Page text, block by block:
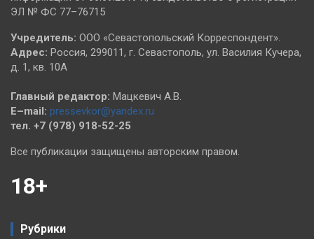
ЭЛ № ФС 77–76715
Учредитель: ООО «Севастопольский Корреспондент».
Адрес: Россия, 299011, г. Севастополь, ул. Василия Кучера,
д. 1, кв. 10А
Главный редактор: Мацкевич А.В.
E–mail: pressevkor@yandex.ru
тел. +7 (978) 918-52-25
Все публикации защищены авторским правом.
18+
Рубрики